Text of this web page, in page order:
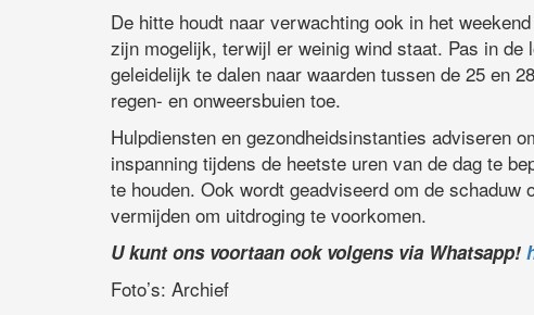
De hitte houdt naar verwachting ook in het
zijn mogelijk, terwijl er weinig wind staat. Pas in
geleidelijk te dalen naar waarden tussen de 25 en
regen- en onweersbuien toe.
Hulpdiensten en gezondheidsinstanties adviseren
inspanning tijdens de heetste uren van de dag te
te houden. Ook wordt geadviseerd om de
vermijden om uitdroging te voorkomen.
U kunt ons voortaan ook volgens via Whatsapp!
Foto’s: Archief